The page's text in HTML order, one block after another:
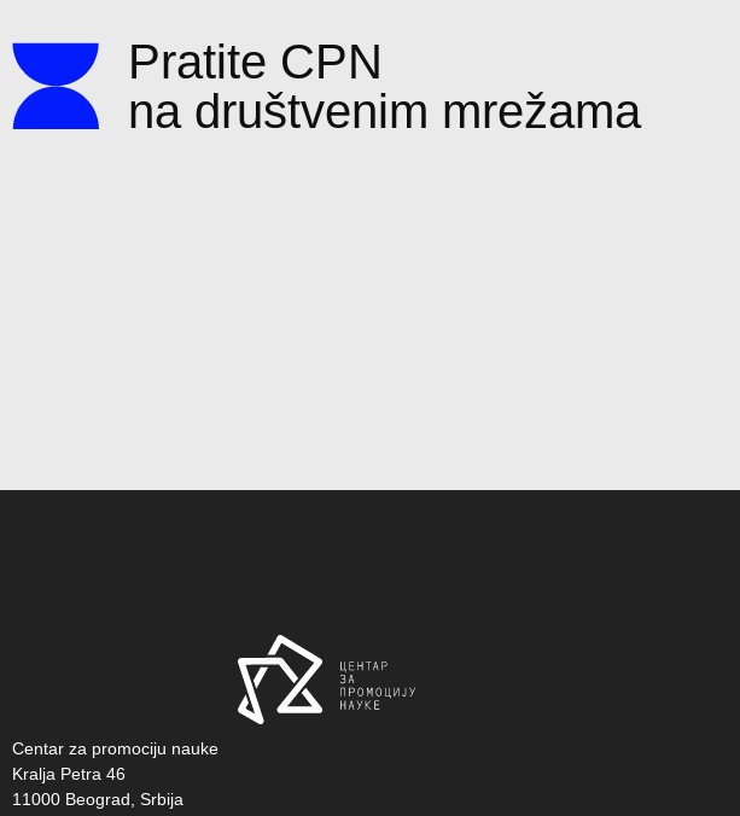
Pratite CPN
na društvenim mrežama
Centar za promociju nauke
Kralja Petra 46
11000 Beograd, Srbija